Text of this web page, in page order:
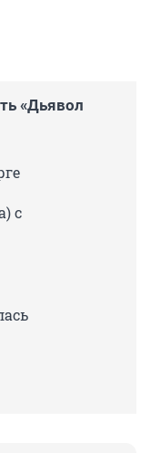
«Дьявол
с